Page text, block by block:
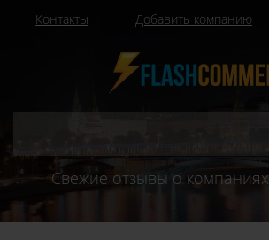
Контакты Добавить компанию
Свежие отзывы о